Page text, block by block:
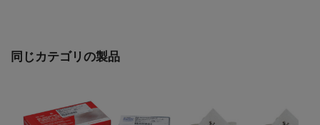
同じカテゴリの製品